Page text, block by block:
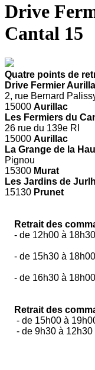
Drive
Cantal 15
Quatre points de
Drive Fermier
2, rue Bernard
15000 Aurillac
Les Fermiers du
26 rue du 139e RI
15000 Aurillac
La Grange de la
Pignou
15300 Murat
Les Jardins de
15130 Prunet
Retrait des
- de 12h00 à
- de 15h30 à
- de 16h30 à
Retrait des
- de 15h00 à
- de 9h30 à 12h30